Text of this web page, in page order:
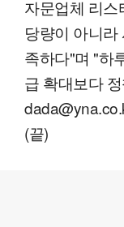
자문업체 리
당량이 아니
족하다"며 "하
급 확대보다
(끝)